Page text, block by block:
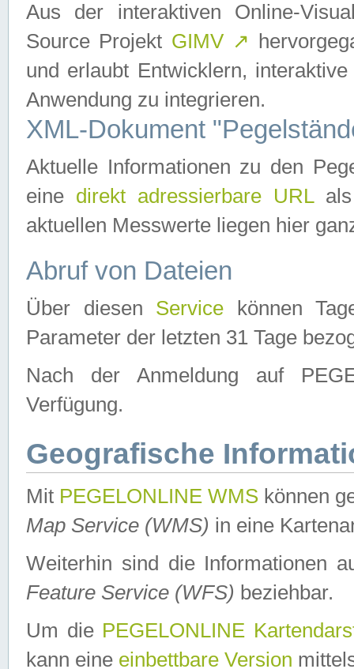
Aus der interaktiven Online-
Source Projekt GIMV ↗
und erlaubt Entwicklern,
Anwendung zu integrieren.
XML-Dokument
Aktuelle Informationen zu den
eine direkt adressierbare URLals
aktuellen Messwerte liegen hier
Abruf von Dateien
Über diesen Service können
Parameter der letzten 31 Tage
Nach der Anmeldung auf
Verfügung.
Geografische
Mit PEGELONLINE WMS können
Map Service (WMS) in eine
Weiterhin sind die Informationen
Feature Service (WFS) beziehbar.
Um die PEGELONLINE
kann eine einbettbare Version